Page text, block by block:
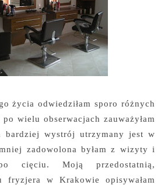
życia odwiedziłam sporo różnych
wielu obserwacjach zauważyłam
bardziej wystrój utrzymany jest w
zadowolona byłam z wizyty i
cięciu. Moją przedostatnią,
fryzjera w Krakowie opisywałam